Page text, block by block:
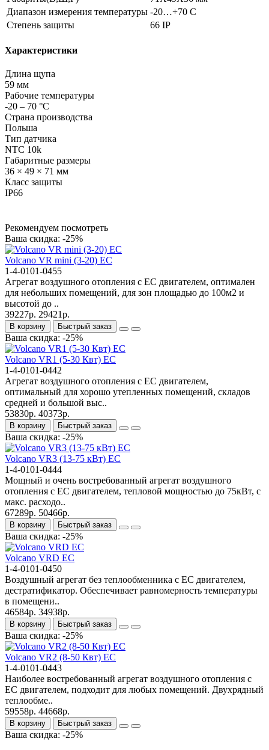
Диапазон измерения температуры -20…+70 С
Степень защиты
66 IP
Характеристики
Длина щупа
59 мм
Рабочие температуры
-20 – 70 °C
Страна производства
Польша
Тип датчика
NTC 10k
Габаритные размеры
36 × 49 × 71 мм
Класс защиты
IP66
Рекомендуем посмотреть
Ваша скидка: -25%
Volcano VR mini (3-20) EC
1-4-0101-0455
Агрегат воздушного отопления с ЕС двигателем, оптимален
для небольших помещений, для зон площадью до 100м2 и
высотой до ..
39227р. 29421р.
В корзину Быстрый заказ
Ваша скидка: -25%
Volcano VR1 (5-30 Квт) EC
1-4-0101-0442
Агрегат воздушного отопления с ЕС двигателем,
оптимальный для хорошо утепленных помещений, складов
средней и большой выс..
53830р. 40373р.
В корзину Быстрый заказ
Ваша скидка: -25%
Volcano VR3 (13-75 кВт) EC
1-4-0101-0444
Мощный и очень востребованный агрегат воздушного
отопления с ЕС двигателем, тепловой мощностью до 75кВт, с
макс. расходо..
67289р. 50466р.
В корзину Быстрый заказ
Ваша скидка: -25%
Volcano VRD EC
1-4-0101-0450
Воздушный агрегат без теплообменника с ЕС двигателем,
дестратификатор. Обеспечивает равномерность температуры
в помещени..
46584р. 34938р.
В корзину Быстрый заказ
Ваша скидка: -25%
Volcano VR2 (8-50 Квт) EC
1-4-0101-0443
Наиболее востребованный агрегат воздушного отопления с
ЕС двигателем, подходит для любых помещений. Двухрядный
теплообме..
59558р. 44668р.
В корзину Быстрый заказ
Ваша скидка: -25%